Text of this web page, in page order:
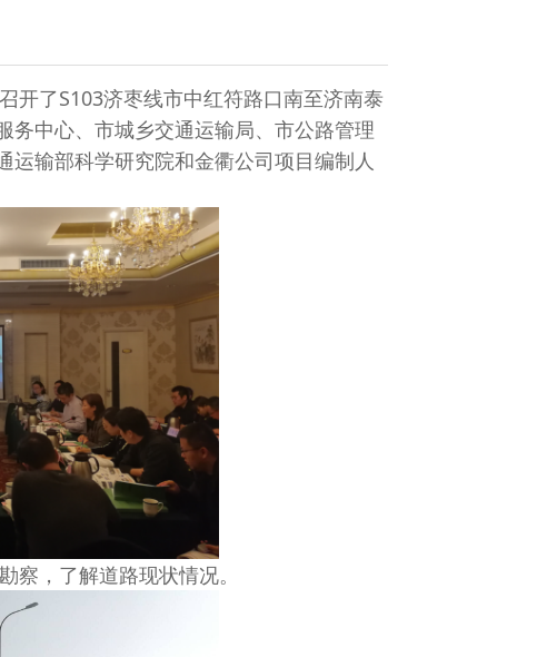
了S103济枣线市中红符路口南至济南泰
务中心、市城乡交通运输局、市公路管理
运输部科学研究院和金衢公司项目编制人
，了解道路现状情况。